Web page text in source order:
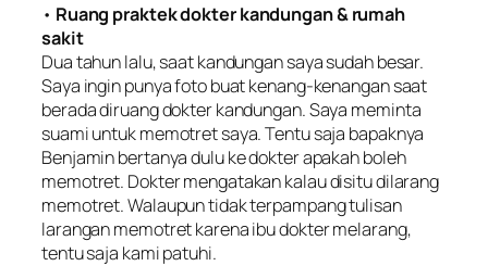
• Ruang praktek dokter kandungan & rumah
sakit
Dua tahun lalu, saat kandungan saya sudah besar.
Saya ingin punya foto buat kenang-kenangan saat
berada diruang dokter kandungan. Saya meminta
suami untuk memotret saya. Tentu saja bapaknya
Benjamin bertanya dulu ke dokter apakah boleh
memotret. Dokter mengatakan kalau disitu dilarang
memotret. Walaupun tidak terpampang tulisan
larangan memotret karena ibu dokter melarang,
tentu saja kami patuhi.